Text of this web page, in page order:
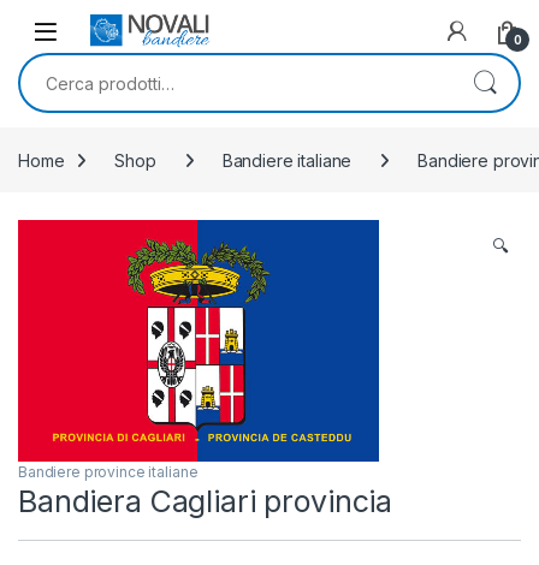
Skip to navigation
Skip to content
0
Cerca:
Home Shop Bandiere italiane Bandiere
🔍
Bandiere province italiane
Bandiera Cagliari provincia